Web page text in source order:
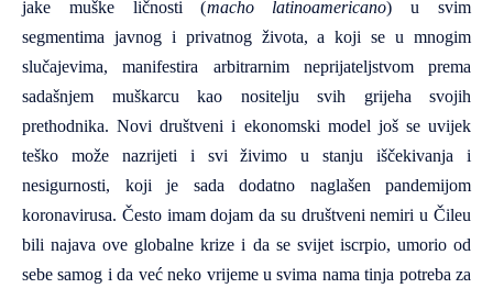
jake muške ličnosti (macho latinoamericano) u svim
segmentima javnog i privatnog života, a koji se u mnogim
slučajevima, manifestira arbitrarnim neprijateljstvom prema
sadašnjem muškarcu kao nositelju svih grijeha svojih
prethodnika. Novi društveni i ekonomski model još se uvijek
teško može nazrijeti i svi živimo u stanju iščekivanja i
nesigurnosti, koji je sada dodatno naglašen pandemijom
koronavirusa. Često imam dojam da su društveni nemiri u Čileu
bili najava ove globalne krize i da se svijet iscrpio, umorio od
sebe samog i da već neko vrijeme u svima nama tinja potreba za